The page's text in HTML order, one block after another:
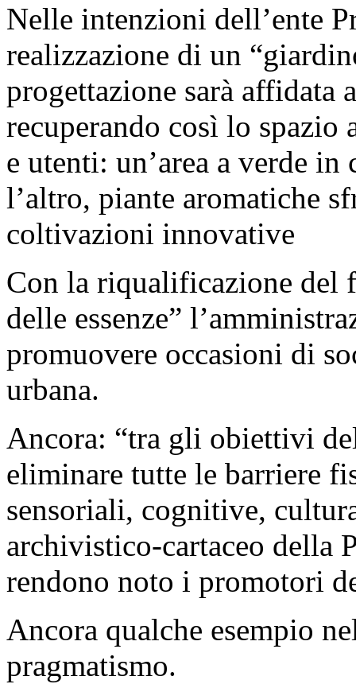
Nelle intenzioni dell’ente
realizzazione di un
progettazione sarà affidata
recuperando così lo
e utenti: un’area a verde in
l’altro, piante aromatiche
coltivazioni innovative
Con la riqualificazione del
delle essenze”
promuovere occasioni di
urbana.
Ancora: “tra gli obiettivi
eliminare tutte le barriere
sensoriali, cognitive,
archivistico-cartaceo della
rendono noto i promotori
Ancora qualche esempio
pragmatismo.